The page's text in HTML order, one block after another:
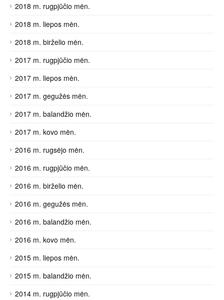
2018 m. rugpjūčio mėn.
2018 m. liepos mėn.
2018 m. birželio mėn.
2017 m. rugpjūčio mėn.
2017 m. liepos mėn.
2017 m. gegužės mėn.
2017 m. balandžio mėn.
2017 m. kovo mėn.
2016 m. rugsėjo mėn.
2016 m. rugpjūčio mėn.
2016 m. birželio mėn.
2016 m. gegužės mėn.
2016 m. balandžio mėn.
2016 m. kovo mėn.
2015 m. liepos mėn.
2015 m. balandžio mėn.
2014 m. rugpjūčio mėn.